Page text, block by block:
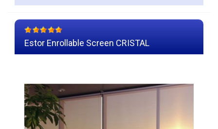
Estor Enrollable Screen CRISTAL